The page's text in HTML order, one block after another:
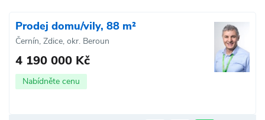
Prodej domu/vily, 88 m²
Černín, Zdice, okr. Beroun
4 190 000 Kč
Nabídněte cenu